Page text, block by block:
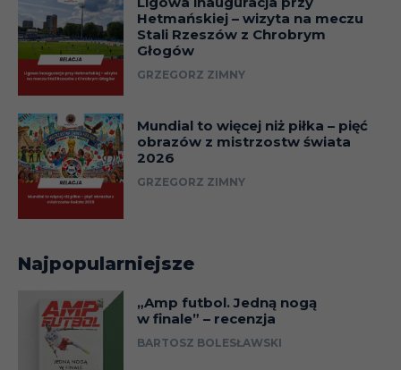
Hetmańskiej – wizyta na meczu
Stali Rzeszów z Chrobrym
Głogów
GRZEGORZ ZIMNY
Mundial to więcej niż piłka – pięć
obrazów z mistrzostw świata
2026
GRZEGORZ ZIMNY
Najpopularniejsze
„Amp futbol. Jedną nogą
w finale” – recenzja
BARTOSZ BOLESŁAWSKI